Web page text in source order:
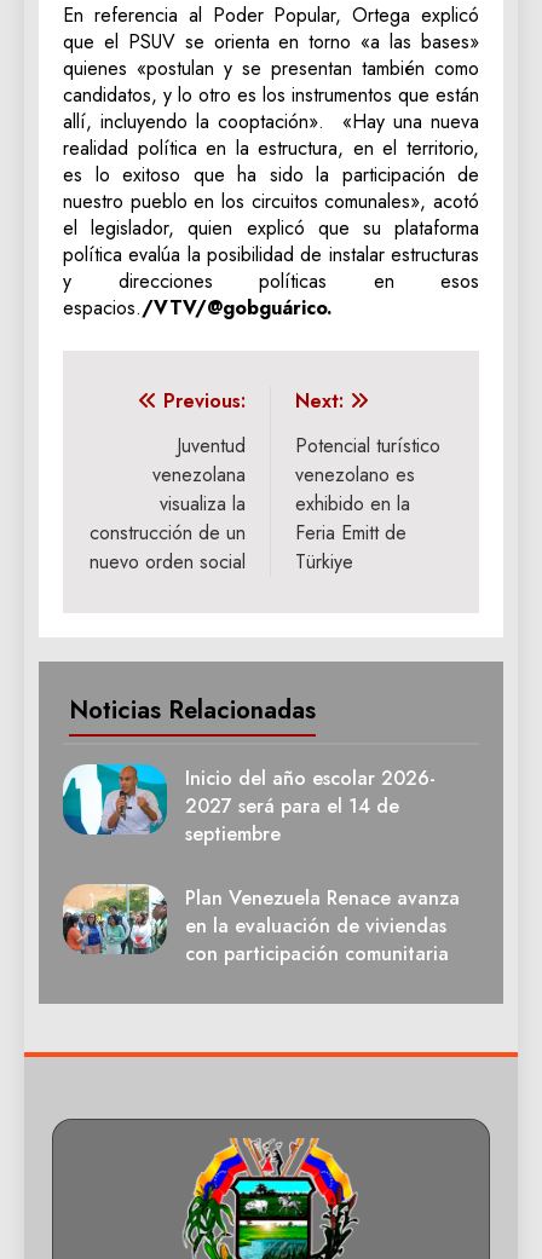
En referencia al Poder Popular, Ortega explicó
que el PSUV se orienta en torno «a las bases»
quienes «postulan y se presentan también como
candidatos, y lo otro es los instrumentos que están
allí, incluyendo la cooptación». «Hay una nueva
realidad política en la estructura, en el territorio,
es lo exitoso que ha sido la participación de
nuestro pueblo en los circuitos comunales», acotó
el legislador, quien explicó que su plataforma
política evalúa la posibilidad de instalar estructuras
y direcciones políticas en esos
espacios./VTV/@gobguárico.
Navegación
entradas
Previous:
Juventud
venezolana
visualiza la
construcción de un
nuevo orden social
Next:
Potencial turístico
venezolano es
exhibido en la
Feria Emitt de
Türkiye
Noticias Relacionadas
Inicio del año escolar 2026-
2027 será para el 14 de
septiembre
Plan Venezuela Renace avanza
en la evaluación de viviendas
con participación comunitaria